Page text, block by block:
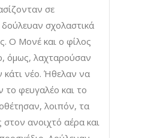
σε
σχολαστικά
Ο Μονέ και ο φίλος
όμως, λαχταρούσαν
κάτι νέο. Ήθελαν να
το φευγαλέο και το
λοιπόν, τα
ανοιχτό αέρα και